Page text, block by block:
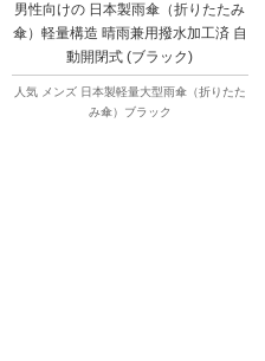
男性向けの 日本製雨傘（折りたたみ
傘）軽量構造 晴雨兼用撥水加工済 自
動開閉式 (ブラック)
人気 メンズ 日本製軽量大型雨傘（折りたた
み傘）ブラック